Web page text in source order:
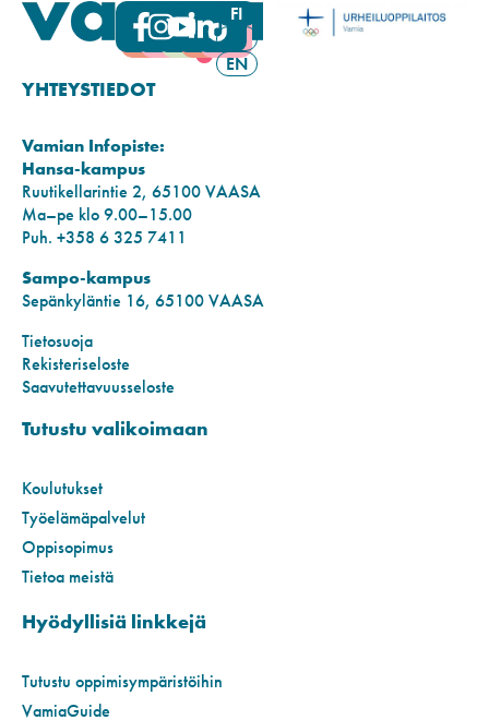
FI
SV
EN
YHTEYSTIEDOT
Vamian Infopiste:
Hansa-kampus
Ruutikellarintie 2, 65100 VAASA
Ma–pe klo 9.00–15.00
Puh. +358 6 325 7411
Sampo-kampus
Sepänkyläntie 16, 65100 VAASA
Tietosuoja
Rekisteriseloste
Saavutettavuusseloste
Tutustu valikoimaan
Koulutukset
Työelämäpalvelut
Oppisopimus
Tietoa meistä
Hyödyllisiä linkkejä
Tutustu oppimisympäristöihin
VamiaGuide